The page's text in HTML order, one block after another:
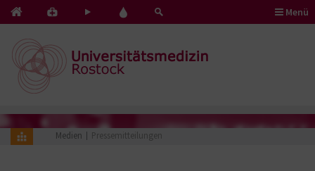
Kontakt
Notfälle
Pflege
Herz
Blut
Menü
Medien Pressemitteilungen